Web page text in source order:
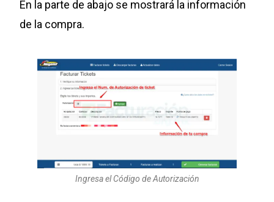
En la parte de abajo se mostrará la información
de la compra.
Ingresa el Código de Autorización